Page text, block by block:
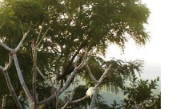
Cada uma das
uma semente dividida.
Essa foto foi feita ontem,